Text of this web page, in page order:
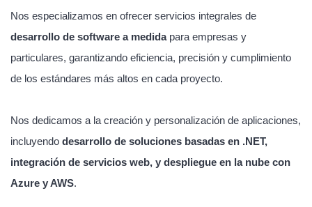
Nos especializamos en ofrecer servicios integrales de
desarrollo de software a medidapara empresas y
particulares, garantizando eficiencia, precisión y cumplimiento
de los estándares más altos en cada proyecto.
Nos dedicamos a la creación y personalización de aplicaciones,
incluyendo desarrollo de soluciones basadas en .NET,
integración de servicios web, y despliegue en la nube con
Azure y AWS.